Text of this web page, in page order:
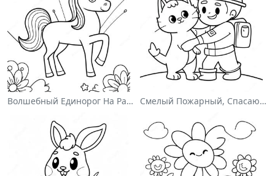
Волшебный Единорог На Раскраске С Радугой Смелый Пожарный, Спасающий Кота Раскраска